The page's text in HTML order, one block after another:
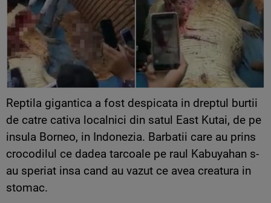
Reptila gigantica a fost despicata in dreptul burtii
de catre cativa localnici din satul East Kutai, de pe
insula Borneo, in Indonezia. Barbatii care au prins
crocodilul ce dadea tarcoale pe raul Kabuyahan s-
au speriat insa cand au vazut ce avea creatura in
stomac.